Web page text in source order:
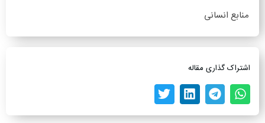
منابع انسانی
اشتراک گذاری مقاله